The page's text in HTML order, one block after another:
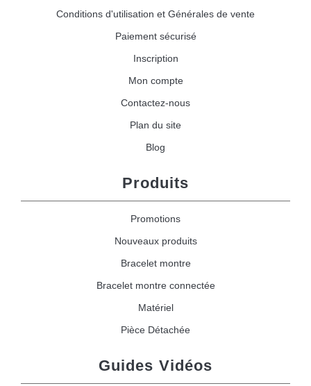
Conditions d'utilisation et Générales de vente
Paiement sécurisé
Inscription
Mon compte
Contactez-nous
Plan du site
Blog
Produits
Promotions
Nouveaux produits
Bracelet montre
Bracelet montre connectée
Matériel
Pièce Détachée
Guides Vidéos